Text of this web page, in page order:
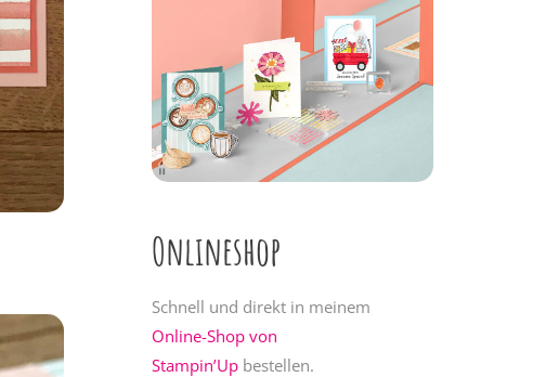
Onlineshop
Schnell und direkt in meinem
Online-Shop von
Stampin’Up bestellen.